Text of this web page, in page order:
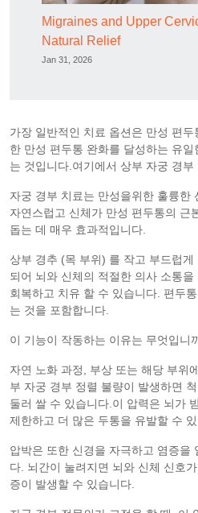
Migraines and Upper
Natural Relief
Jan 31, 2026
가장 일반적인 치료 옵션은 만성 편
한 만성 편두통 완화를 달성하는 유
는 것입니다.여기에서 상부 자궁 경부
자궁 경부 치료는 만성을위한 훌륭한
자연스럽고 신체가 만성 편두통의 근
돕는 데 매우 효과적입니다.
상부 경추 (목 부위) 를 작고 부드럽
되어 뇌와 신체의 적절한 의사 소통
회복하고 치유 할 수 있습니다. 편두
는 것을 포함합니다.
이 기능이 작동하는 이유는 무엇입니
자연 노화 과정, 부상 또는 해당 부위
부 자궁 경부 정렬 불량이 발생하면
둘러 쌀 수 있습니다.이 압력은 뇌가
제한하고 더 많은 두통을 유발할 수 있
압박은 또한 신경을 자극하고 염증을
다. 뇌간이 눌려지면 뇌와 신체 신호
증이 발생할 수 있습니다.